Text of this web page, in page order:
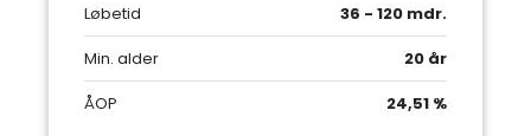
Løbetid
36 - 120 mdr.
Min. alder
20 år
ÅOP
24,51 %